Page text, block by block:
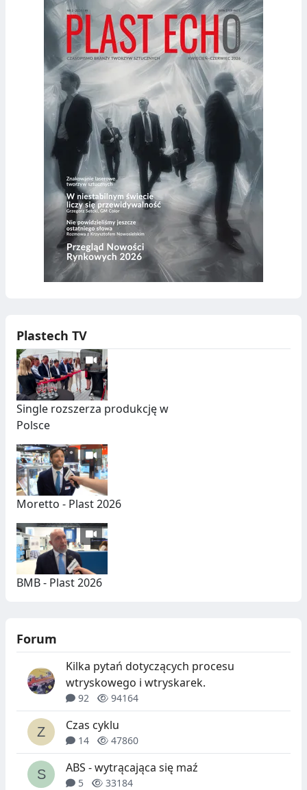
Plastech TV
Single rozszerza produkcję w
Polsce
Moretto - Plast 2026
BMB - Plast 2026
Forum
Kilka pytań dotyczących procesu
wtryskowego i wtryskarek.
92 94164
Czas cyklu
14 47860
ABS - wytrącająca się maź
5 33184